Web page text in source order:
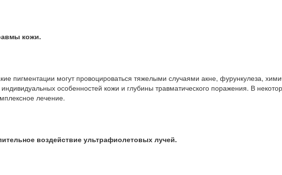
кожи.
пигментации могут провоцироваться тяжелыми случаями акне, фурункулеза,
индивидуальных особенностей кожи и глубины травматического поражения. В
лечение.
воздействие ультрафиолетовых лучей.